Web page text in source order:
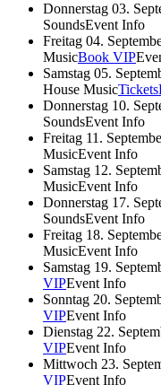
Donnerstag 03.
SoundsEvent Info
Freitag 04.
MusicBook VIP
Samstag 05.
House MusicTickets
Donnerstag 10.
SoundsEvent Info
Freitag 11.
MusicEvent Info
Samstag 12.
MusicEvent Info
Donnerstag 17.
SoundsEvent Info
Freitag 18.
MusicEvent Info
Samstag 19.
VIPEvent Info
Sonntag 20.
VIPEvent Info
Dienstag 22.
VIPEvent Info
Mittwoch 23.
VIPEvent Info